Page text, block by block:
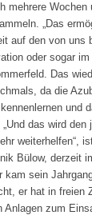
mehrere Wochen
„Das
auf den von uns
oder sogar
Das
da die
und
das wird den
weiterhelfen“,
Bülow, derzeit
kam sein
er hat in freien
Anlagen zum